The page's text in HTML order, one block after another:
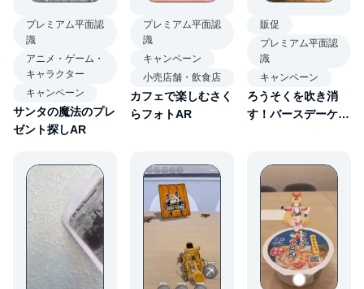
プレミアム平面認
識
アニメ・ゲーム・
キャラクター
キャンペーン
サンタの魔法のプレ
ゼント探しAR
プレミアム平面認
識
キャンペーン
小売店舗・飲食店
カフェで楽しむさく
らフォトAR
販促
プレミアム平面認
識
キャンペーン
ろうそくを吹き消
す！バースデーケー